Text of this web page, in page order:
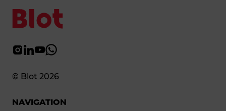
© Blot 2026
NAVIGATION